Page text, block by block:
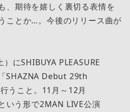
、期待を嬉しく裏切る表情を
ことか…。今後のリリース曲が
にSHIBUYA PLEASURE
SHAZNA Debut 29th
うこと。11月～12月
いう形で2MAN LIVE公演